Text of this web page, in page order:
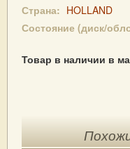
Страна: HOLLAND
Состояние (диск/
Товар в наличии в